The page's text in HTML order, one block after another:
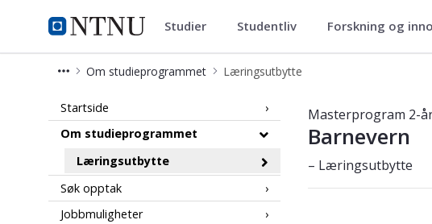
NTNU Hjemmeside
Barnevern (HSMBV)
Studier Studentliv Forskning og
Om studieprogrammet Læringsutbytte
Læringsutbytte – barnevern –
Startside
Om studieprogrammet
Læringsutbytte
Søk opptak
Jobbmuligheter
Masterprogram 2-
Barnevern
– Læringsutbytte